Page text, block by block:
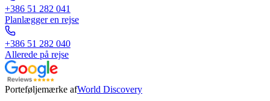
+386 51 282 041
Planlægger en rejse
+386 51 282 040
Allerede på rejse
Porteføljemærke afWorld Discovery